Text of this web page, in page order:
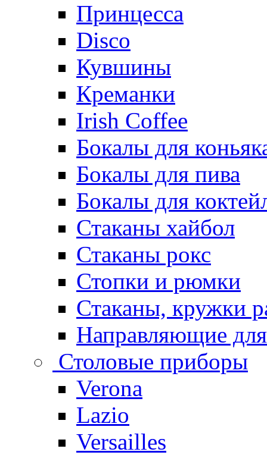
Принцесса
Disco
Кувшины
Креманки
Irish Coffee
Бокалы для
Бокалы для пива
Бокалы для
Стаканы хайбол
Стаканы рокс
Стопки и рюмки
Стаканы, кружки
Направляющие
Столовые приборы
Verona
Lazio
Versailles